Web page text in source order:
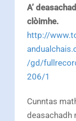
A’
clòimhe.
http://
/gd/
206/1
Cunntas
deasachadh